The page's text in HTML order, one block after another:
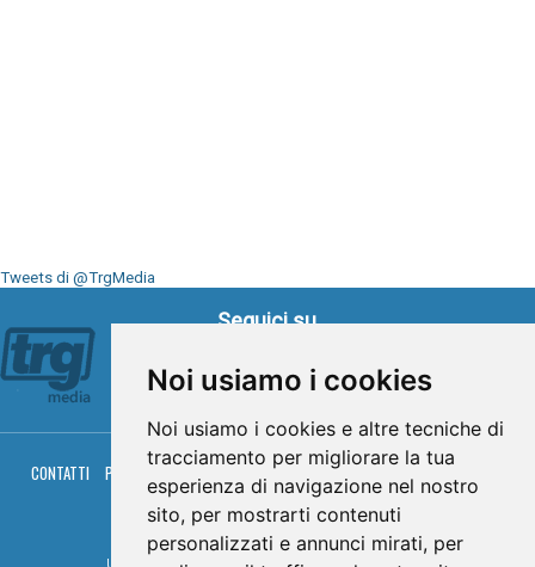
Noi usiamo i cookies
Noi usiamo i cookies e altre tecniche di
tracciamento per migliorare la tua
esperienza di navigazione nel nostro
sito, per mostrarti contenuti
personalizzati e annunci mirati, per
Tweets di @TrgMedia
Seguici su
CONTATTI PRIVACY COOKIES PALINSESTO DIRETTA TV
DIRETTA RADIO
RGM HITRADIO
© TRG Media 2005-2026
Umbria Televisioni s.r.l. - P.I.00496230541 - www.trgmedia.it - Powered by